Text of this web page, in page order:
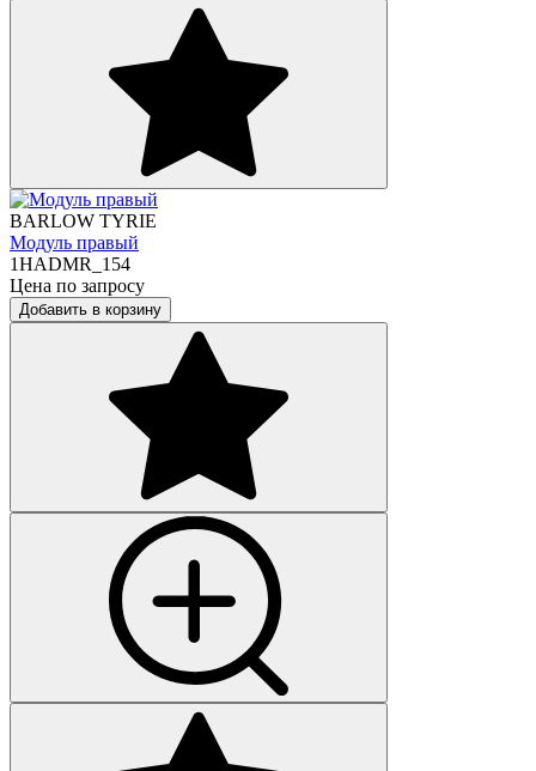
BARLOW TYRIE
Модуль правый
1HADMR_154
Цена по запросу
Добавить в корзину